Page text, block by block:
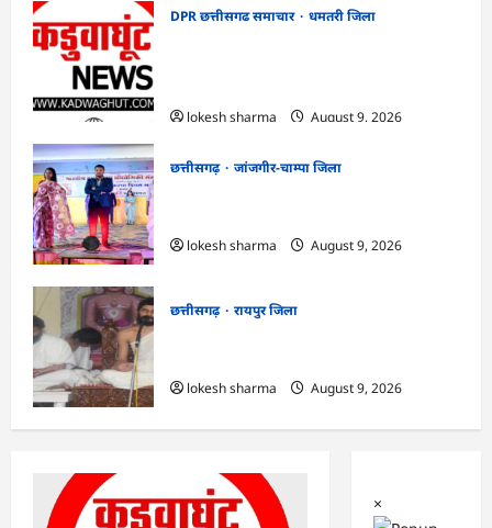
DPR छत्तीसगढ समाचार
धमतरी जिला
lokesh sharma
August 9, 2026
छत्तीसगढ़
जांजगीर-चाम्पा जिला
lokesh sharma
August 9, 2026
छत्तीसगढ़
रायपुर जिला
lokesh sharma
August 9, 2026
×